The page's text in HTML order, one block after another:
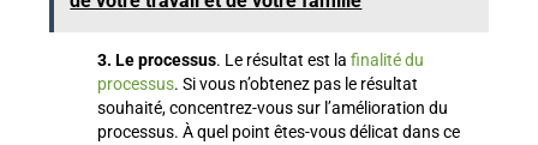
3. Le processus. Le résultat est la finalité du
processus. Si vous n’obtenez pas le résultat
souhaité, concentrez-vous sur l’amélioration du
processus. À quel point êtes-vous délicat dans ce